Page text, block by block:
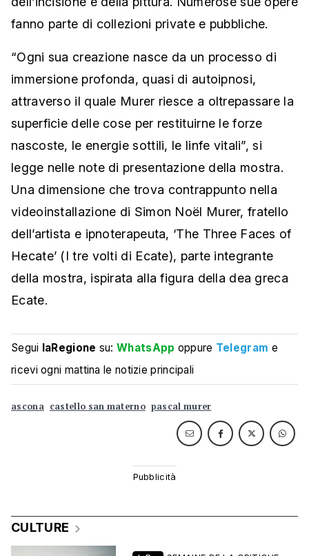
fanno parte di collezioni private e pubbliche.
“Ogni sua creazione nasce da un processo di
immersione profonda, quasi di autoipnosi,
attraverso il quale Murer riesce a oltrepassare la
superficie delle cose per restituirne le forze
nascoste, le energie sottili, le linfe vitali”, si
legge nelle note di presentazione della mostra.
Una dimensione che trova contrappunto nella
videoinstallazione di Simon Noël Murer, fratello
dell’artista e ipnoterapeuta, ‘The Three Faces of
Hecate’ (I tre volti di Ecate), parte integrante
della mostra, ispirata alla figura della dea greca
Ecate.
Segui laRegione su:WhatsApp oppure Telegram e
ricevi ogni mattina le notizie principali
ascona castello san materno pascal murer
CULTURE